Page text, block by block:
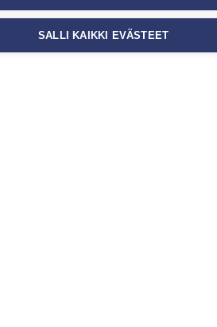
SALLI KAIKKI EVÄSTEET
Kauppa
Valokuvatapetit